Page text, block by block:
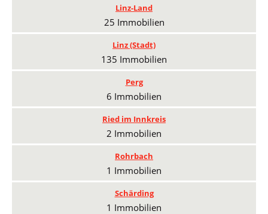
Linz-Land
25 Immobilien
Linz (Stadt)
135 Immobilien
Perg
6 Immobilien
Ried im Innkreis
2 Immobilien
Rohrbach
1 Immobilien
Schärding
1 Immobilien